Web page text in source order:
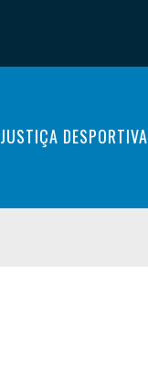
JUSTIÇA DESPORTIVA